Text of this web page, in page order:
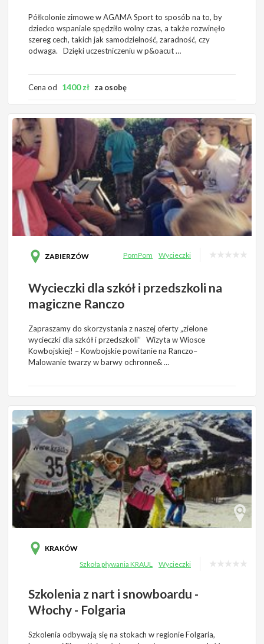
Półkolonie zimowe w AGAMA Sport to sposób na to, by
dziecko wspaniale spędziło wolny czas, a także rozwinęło
szereg cech, takich jak samodzielność, zaradność, czy
odwaga. Dzięki uczestniczeniu w p&oacut …
Cena od 1400zł za osobę
ZABIERZÓW PomPom Wycieczki
Wycieczki dla szkół i przedszkoli na
magiczne Ranczo
Zapraszamy do skorzystania z naszej oferty „zielone
wycieczki dla szkół i przedszkoli” Wizyta w Wiosce
Kowbojskiej! – Kowbojskie powitanie na Ranczo–
Malowanie twarzy w barwy ochronne& …
KRAKÓW
Szkoła pływania KRAUL
Wycieczki
Szkolenia z nart i snowboardu -
Włochy - Folgaria
Szkolenia odbywają się na stokach w regionie Folgaria,